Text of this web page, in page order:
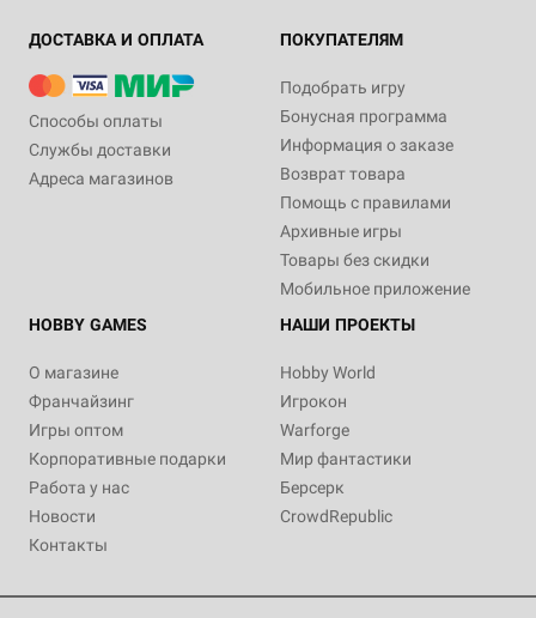
ДОСТАВКА И ОПЛАТА
Способы оплаты
Службы доставки
Адреса магазинов
ПОКУПАТЕЛЯМ
Подобрать игру
Бонусная программа
Информация о заказе
Возврат товара
Помощь с правилами
Архивные игры
Товары без скидки
Мобильное приложение
HOBBY GAMES
О магазине
Франчайзинг
Игры оптом
Корпоративные подарки
Работа у нас
Новости
Контакты
НАШИ ПРОЕКТЫ
Hobby World
Игрокон
Warforge
Мир фантастики
Берсерк
CrowdRepublic